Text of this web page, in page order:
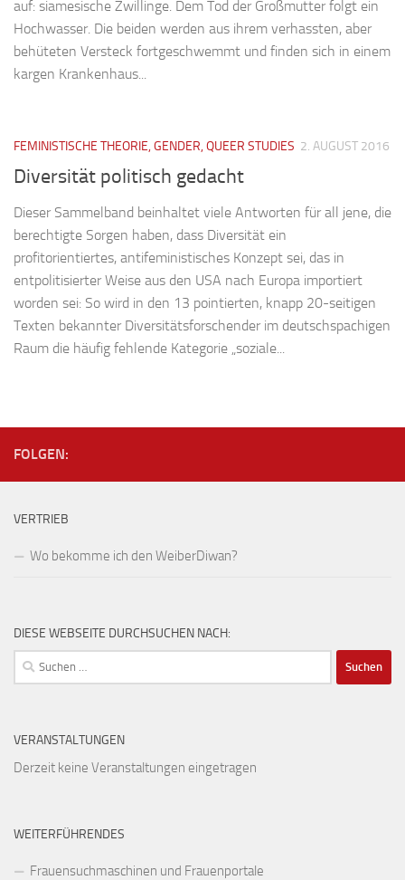
auf: siamesische Zwillinge. Dem Tod der Großmutter folgt ein
Hochwasser. Die beiden werden aus ihrem verhassten, aber
behüteten Versteck fortgeschwemmt und finden sich in einem
kargen Krankenhaus...
FEMINISTISCHE THEORIE, GENDER, QUEER STUDIES 2. AUGUST 2016
Diversität politisch gedacht
Dieser Sammelband beinhaltet viele Antworten für all jene, die
berechtigte Sorgen haben, dass Diversität ein
profitorientiertes, antifeministisches Konzept sei, das in
entpolitisierter Weise aus den USA nach Europa importiert
worden sei: So wird in den 13 pointierten, knapp 20-seitigen
Texten bekannter Diversitätsforschender im deutschspachigen
Raum die häufig fehlende Kategorie „soziale...
FOLGEN:
VERTRIEB
Wo bekomme ich den WeiberDiwan?
DIESE WEBSEITE DURCHSUCHEN NACH:
Suchen
nach:
VERANSTALTUNGEN
Derzeit keine Veranstaltungen eingetragen
WEITERFÜHRENDES
Frauensuchmaschinen und Frauenportale